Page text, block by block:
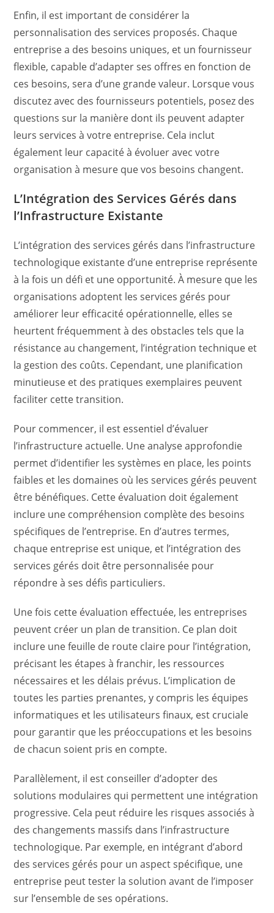
Enfin, il est important de considérer la
personnalisation des services proposés. Chaque
entreprise a des besoins uniques, et un fournisseur
flexible, capable d’adapter ses offres en fonction de
ces besoins, sera d’une grande valeur. Lorsque vous
discutez avec des fournisseurs potentiels, posez des
questions sur la manière dont ils peuvent adapter
leurs services à votre entreprise. Cela inclut
également leur capacité à évoluer avec votre
organisation à mesure que vos besoins changent.
L’Intégration des Services Gérés dans
l’Infrastructure Existante
L’intégration des services gérés dans l’infrastructure
technologique existante d’une entreprise représente
à la fois un défi et une opportunité. À mesure que les
organisations adoptent les services gérés pour
améliorer leur efficacité opérationnelle, elles se
heurtent fréquemment à des obstacles tels que la
résistance au changement, l’intégration technique et
la gestion des coûts. Cependant, une planification
minutieuse et des pratiques exemplaires peuvent
faciliter cette transition.
Pour commencer, il est essentiel d’évaluer
l’infrastructure actuelle. Une analyse approfondie
permet d’identifier les systèmes en place, les points
faibles et les domaines où les services gérés peuvent
être bénéfiques. Cette évaluation doit également
inclure une compréhension complète des besoins
spécifiques de l’entreprise. En d’autres termes,
chaque entreprise est unique, et l’intégration des
services gérés doit être personnalisée pour
répondre à ses défis particuliers.
Une fois cette évaluation effectuée, les entreprises
peuvent créer un plan de transition. Ce plan doit
inclure une feuille de route claire pour l’intégration,
précisant les étapes à franchir, les ressources
nécessaires et les délais prévus. L’implication de
toutes les parties prenantes, y compris les équipes
informatiques et les utilisateurs finaux, est cruciale
pour garantir que les préoccupations et les besoins
de chacun soient pris en compte.
Parallèlement, il est conseiller d’adopter des
solutions modulaires qui permettent une intégration
progressive. Cela peut réduire les risques associés à
des changements massifs dans l’infrastructure
technologique. Par exemple, en intégrant d’abord
des services gérés pour un aspect spécifique, une
entreprise peut tester la solution avant de l’imposer
sur l’ensemble de ses opérations.